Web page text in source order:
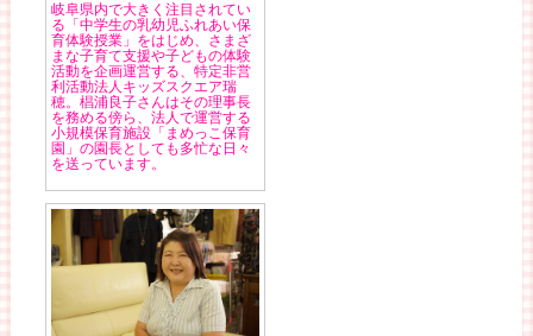
岐阜県内で大きく注目されてい
る「中学生の乳幼児ふれあい保
育体験授業」をはじめ、さまざ
まな子育て支援や子どもの体験
活動を企画運営する、特定非営
利活動法人キッズスクエア瑞
穂。椙浦良子さんはその理事長
を務める傍ら、法人で運営する
小規模保育施設「まめっこ保育
園」の園長としても多忙な日々
を送っています。